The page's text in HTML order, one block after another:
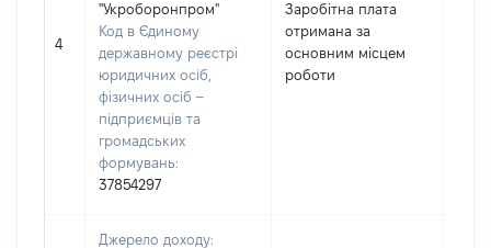
4
"Укроборонпром"
Код в Єдиному
державному реєстрі
юридичних осіб,
фізичних осіб –
підприємців та
громадських
формувань:
37854297
Заробітна плата
отримана за
основним місцем
роботи
Джерело доходу: